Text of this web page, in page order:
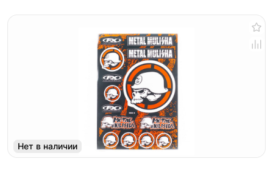
Нет в наличии